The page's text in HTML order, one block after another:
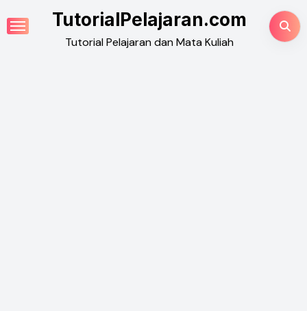
to
TutorialPelajaran.com
Tutorial Pelajaran dan Mata Kuliah